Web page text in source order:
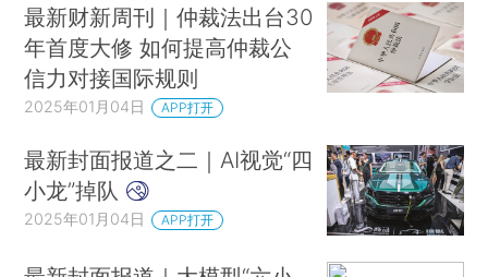
最新财新周刊｜仲裁法出台30
年首度大修 如何提高仲裁公
信力对接国际规则
2025年01月04日 APP打开
最新封面报道之二｜AI视觉“四
小龙”掉队
2025年01月04日 APP打开